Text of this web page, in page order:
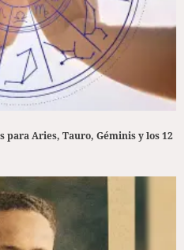
para Aries, Tauro, Géminis y los 12